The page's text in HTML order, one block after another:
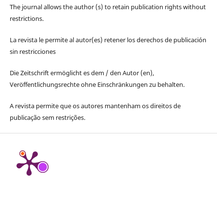
The journal allows the author (s) to retain publication rights without
restrictions.
La revista le permite al autor(es) retener los derechos de publicación
sin restricciones
Die Zeitschrift ermöglicht es dem / den Autor (en),
Veröffentlichungsrechte ohne Einschränkungen zu behalten.
A revista permite que os autores mantenham os direitos de
publicação sem restrições.